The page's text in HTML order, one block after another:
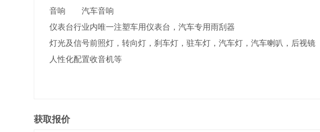
音响 汽车音响
仪表台行业内唯一注塑车用仪表台，汽车专用雨刮器
灯光及信号前照灯，转向灯，刹车灯，驻车灯，汽车灯，汽车喇叭，后视镜
人性化配置收音机等
获取报价